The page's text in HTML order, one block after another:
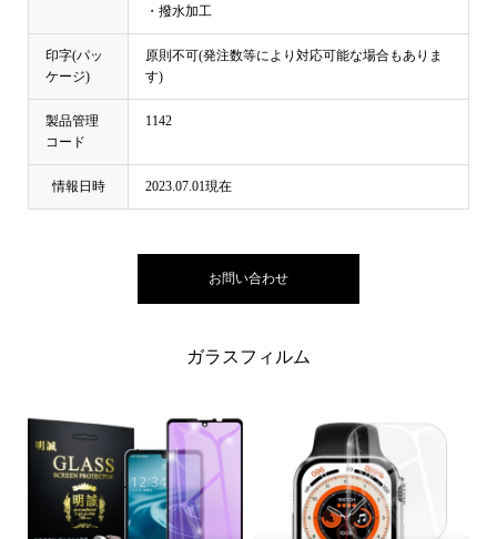
・撥水加工
印字(パッ
ケージ)
原則不可(発注数等により対応可能な場合もありま
す)
製品管理
コード
1142
情報日時 2023.07.01現在
お問い合わせ
ガラスフィルム